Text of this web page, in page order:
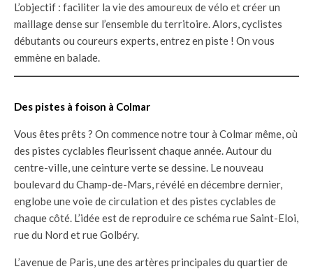
L’objectif : faciliter la vie des amoureux de vélo et créer un
maillage dense sur l’ensemble du territoire. Alors, cyclistes
débutants ou coureurs experts, entrez en piste ! On vous
emmène en balade.
Des pistes à foison à Colmar
Vous êtes prêts ? On commence notre tour à Colmar même, où
des pistes cyclables fleurissent chaque année. Autour du
centre-ville, une ceinture verte se dessine. Le nouveau
boulevard du Champ-de-Mars, révélé en décembre dernier,
englobe une voie de circulation et des pistes cyclables de
chaque côté. L’idée est de reproduire ce schéma rue Saint-Eloi,
rue du Nord et rue Golbéry.
L’avenue de Paris, une des artères principales du quartier de